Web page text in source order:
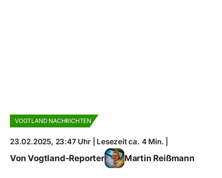
VOGTLAND NACHRICHTEN
23.02.2025, 23:47 Uhr | Lesezeit ca. 4 Min. |
Von Vogtland-Reporter Martin Reißmann